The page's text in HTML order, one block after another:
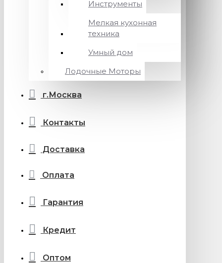
Инструменты
Мелкая кухонная
техника
Умный дом
Лодочные Моторы
г.Москва
Контакты
Доставка
Оплата
Гарантия
Кредит
Оптом